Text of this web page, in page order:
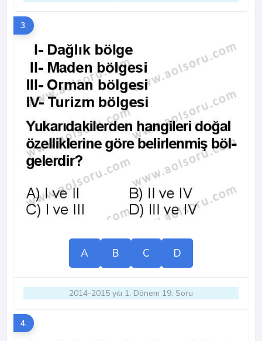
3.
A B C D
2014-2015 yılı 1. Dönem 19. Soru
4.